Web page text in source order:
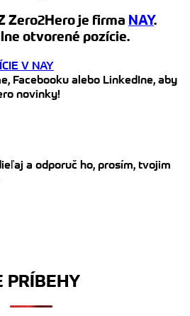
Zero2Hero je firma NAY.
otvorené pozície.
V NAY
Facebooku alebo LinkedIne, aby
novinky!
a odporuč ho, prosím, tvojim
PRÍBEHY